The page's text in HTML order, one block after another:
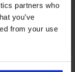
partners who
you’ve
from your use